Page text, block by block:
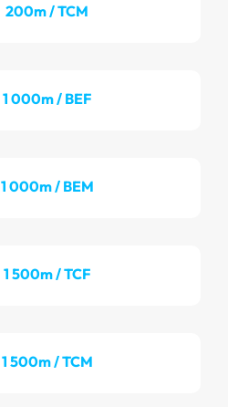
200m / TCM
1 000m / BEF
1 000m / BEM
1 500m / TCF
1 500m / TCM